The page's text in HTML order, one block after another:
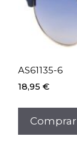
AS61135-6
18,95 €
Comprar